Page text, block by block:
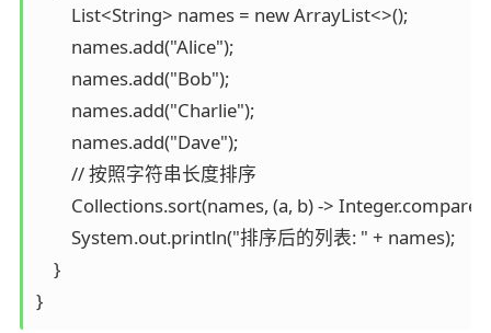
        List<String> names = new ArrayList<>();
        names.add("Alice");
        names.add("Bob");
        names.add("Charlie");
        names.add("Dave");
        // 按照字符串长度排序
Collections.sort(names, (a, b) ->
        System.out.println("排序后的列表: " + names);
    }
}